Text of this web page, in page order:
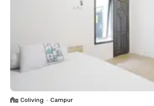
Coliving • Campur